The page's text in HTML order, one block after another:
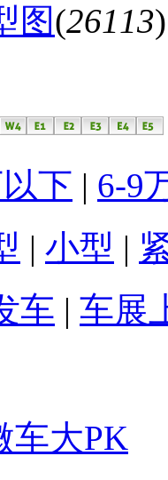
图(26113
下 | 6-9
| 小型 |
车 | 车展
车大PK